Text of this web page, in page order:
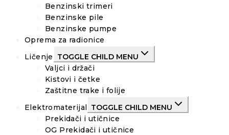
Benzinski trimeri
Benzinske pile
Benzinske pumpe
Oprema za radionice
Ličenje
TOGGLE CHILD MENU
Valjci i držači
Kistovi i četke
Zaštitne trake i folije
Elektromaterijal TOGGLE CHILD MENU
Prekidači i utičnice
OG Prekidači i utičnice